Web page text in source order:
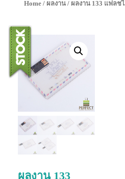
Home/ ผลงาน/ ผลงาน 133 แฟลช
ผลงาน 133